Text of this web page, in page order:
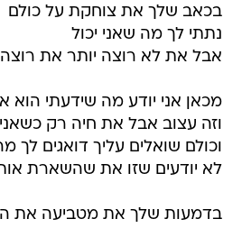
בכאב שלך את צוחקת על כולם
נתתי לך מה שאני יכול
אבל את לא רוצה יותר את
מכאן אני יודע מה שידעתי הוא
וזה עצוב אבל את חיה רק
וכולם שואלים עליך דואגים לך
לא יודעים שזו את שהשארת
בדמעות שלך את מטביעה את